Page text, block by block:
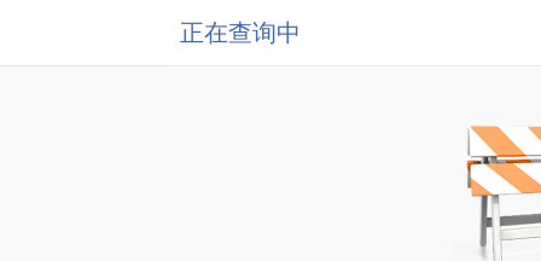
正在查询中